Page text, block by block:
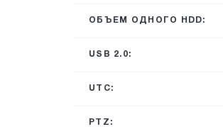
ОБЪЕМ ОДНОГО HDD:
USB 2.0:
UTC:
PTZ: